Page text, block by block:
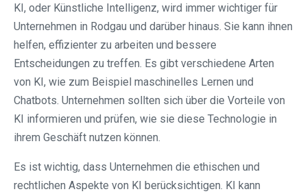
KI, oder Künstliche Intelligenz, wird immer wichtiger für
Unternehmen in Rodgau und darüber hinaus. Sie kann ihnen
helfen, effizienter zu arbeiten und bessere
Entscheidungen zu treffen. Es gibt verschiedene Arten
von KI, wie zum Beispiel maschinelles Lernen und
Chatbots. Unternehmen sollten sich über die Vorteile von
KI informieren und prüfen, wie sie diese Technologie in
ihrem Geschäft nutzen können.
Es ist wichtig, dass Unternehmen die ethischen und
rechtlichen Aspekte von KI berücksichtigen. KI kann